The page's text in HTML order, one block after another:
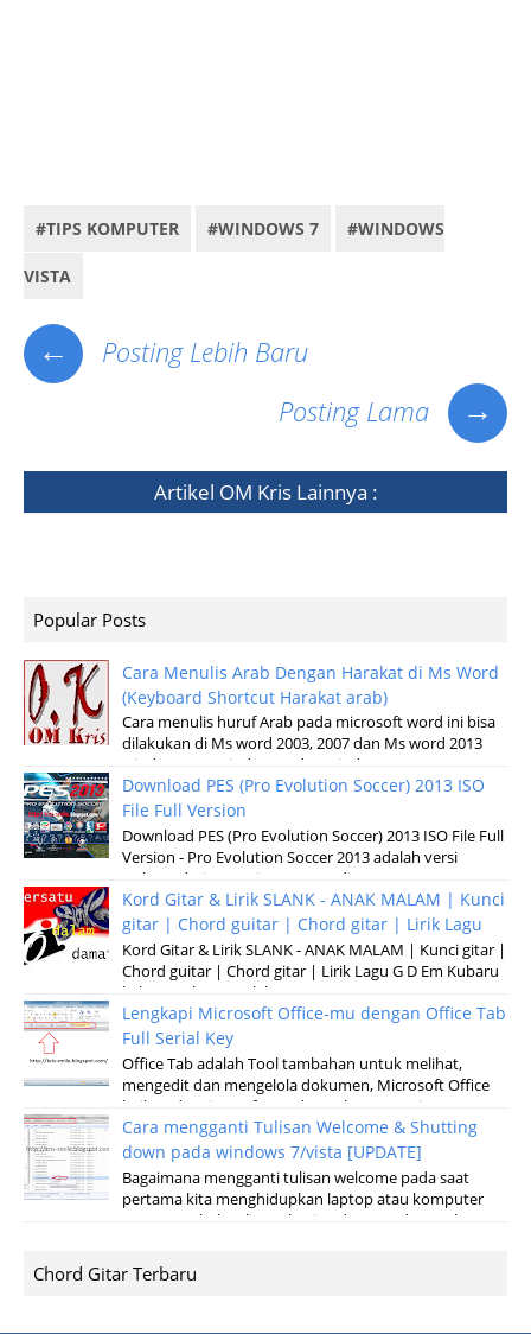
#TIPS KOMPUTER #WINDOWS 7 #WINDOWS
VISTA
←
Posting Lebih Baru
Posting Lama
→
Artikel OM KrisLainnya :
Popular Posts
Cara Menulis Arab Dengan Harakat di Ms Word
(Keyboard Shortcut Harakat arab)
Cara menulis huruf Arab pada microsoft word ini bisa
dilakukan di Ms word 2003, 2007 dan Ms word 2013
windows XP, Windows 7 dan windows v...
Download PES (Pro Evolution Soccer) 2013 ISO
File Full Version
Download PES (Pro Evolution Soccer) 2013 ISO File Full
Version - Pro Evolution Soccer 2013 adalah versi
terbaru dari permainan pertandinga...
Kord Gitar & Lirik SLANK - ANAK MALAM | Kunci
gitar | Chord guitar | Chord gitar | Lirik Lagu
Kord Gitar & Lirik SLANK - ANAK MALAM | Kunci gitar |
Chord guitar | Chord gitar | Lirik Lagu G D Em Kubaru
keluar malam Setelah sun...
Lengkapi Microsoft Office-mu dengan Office Tab
Full Serial Key
Office Tab adalah Tool tambahan untuk melihat,
mengedit dan mengelola dokumen, Microsoft Office
baik pada microsoft Word, Excel, Powerpoint...
Cara mengganti Tulisan Welcome & Shutting
down pada windows 7/vista [UPDATE]
Bagaimana mengganti tulisan welcome pada saat
pertama kita menghidupkan laptop atau komputer
serta merubah tulisan shuting down pada saat k...
Chord Gitar Terbaru